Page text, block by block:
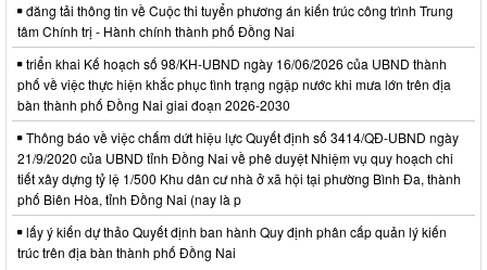
đăng tải thông tin về Cuộc thi tuyển phương án kiến trúc công trình Trung
tâm Chính trị - Hành chính thành phố Đồng Nai
triển khai Kế hoạch số 98/KH-UBND ngày 16/06/2026 của UBND thành
phố về việc thực hiện khắc phục tình trạng ngập nước khi mưa lớn trên địa
bàn thành phố Đồng Nai giai đoạn 2026-2030
Thông báo về việc chấm dứt hiệu lực Quyết định số 3414/QĐ-UBND ngày
21/9/2020 của UBND tỉnh Đồng Nai về phê duyệt Nhiệm vụ quy hoạch chi
tiết xây dựng tỷ lệ 1/500 Khu dân cư nhà ở xã hội tại phường Bình Đa, thành
phố Biên Hòa, tỉnh Đồng Nai (nay là p
lấy ý kiến dự thảo Quyết định ban hành Quy định phân cấp quản lý kiến
trúc trên địa bàn thành phố Đồng Nai